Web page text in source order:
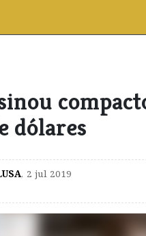
dólares
, 2 jul 2019